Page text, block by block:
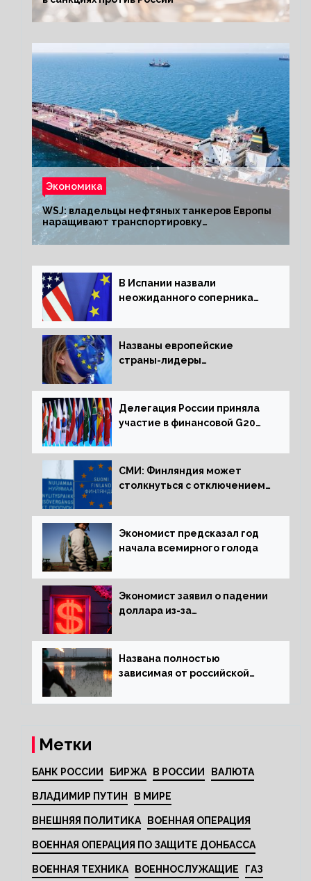
Экономика
WSJ: владельцы нефтяных танкеров Европы
наращивают транспортировку
из РФ до санкций
В Испании назвали
неожиданного соперника
Названы европейские
страны-лидеры
активов
Делегация России приняла
участие в финансовой G20
СМИ: Финляндия может
столкнуться с отключением
Экономист предсказал год
начала всемирного голода
Экономист заявил о падении
доллара из-за
Названа полностью
зависимая от российской
Метки
БАНК РОССИИ БИРЖА В РОССИИ ВАЛЮТА
ВЛАДИМИР ПУТИН В МИРЕ
ВНЕШНЯЯ ПОЛИТИКА ВОЕННАЯ ОПЕРАЦИЯ
ВОЕННАЯ ОПЕРАЦИЯ ПО ЗАЩИТЕ ДОНБАССА
ВОЕННАЯ ТЕХНИКА ВОЕННОСЛУЖАЩИЕ ГАЗ